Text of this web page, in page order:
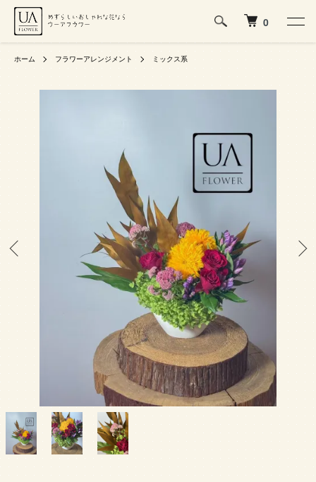
0
ホーム フラワーアレンジメント ミックス系